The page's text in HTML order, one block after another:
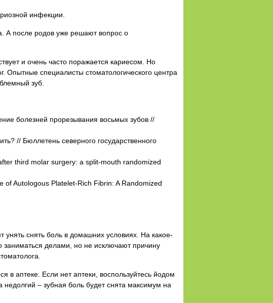
инфекции.
А после родов уже решают вопрос о
и очень часто поражается кариесом. Но
Опытные специалисты стоматологического центра
зуб.
болезней прорезывания восьмых зубов //
// Бюллетень северного государственного
third molar surgery: a split-mouth randomized
Autologous Platelet-Rich Fibrin: A Randomized
снять боль в домашних условиях. На какое-
делами, но не исключают причину
аптеке. Если нет аптеки, воспользуйтесь йодом
– зубная боль будет снята максимум на